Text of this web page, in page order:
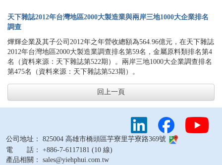
天下雜誌2012年台灣地區2000大製造業與兩岸三地1000大企業排名
調查
燁輝企業及其子公司2012年之年營收總額為564.96億元，在天下雜誌
2012年台灣地區2000大製造業調查排名第59名，金屬原料類排名第4
名（資料來源：天下雜誌第522期）。兩岸三地1000大企業調查排名
第475名（資料來源：天下雜誌第523期）。
回上一頁
公司地址： 825004 高雄市橋頭區芋寮里芋寮路369號
電 話： +886-7-6117181 (10 線)
產品相關： sales@yiehphui.com.tw